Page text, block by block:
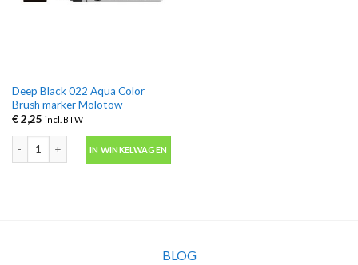
Deep Black 022 Aqua Color
Brush marker Molotow
€2,25 incl. BTW
Deep Black 022 Aqua Color Brush marker Molotow aantal
IN WINKELWAGEN
BLOG